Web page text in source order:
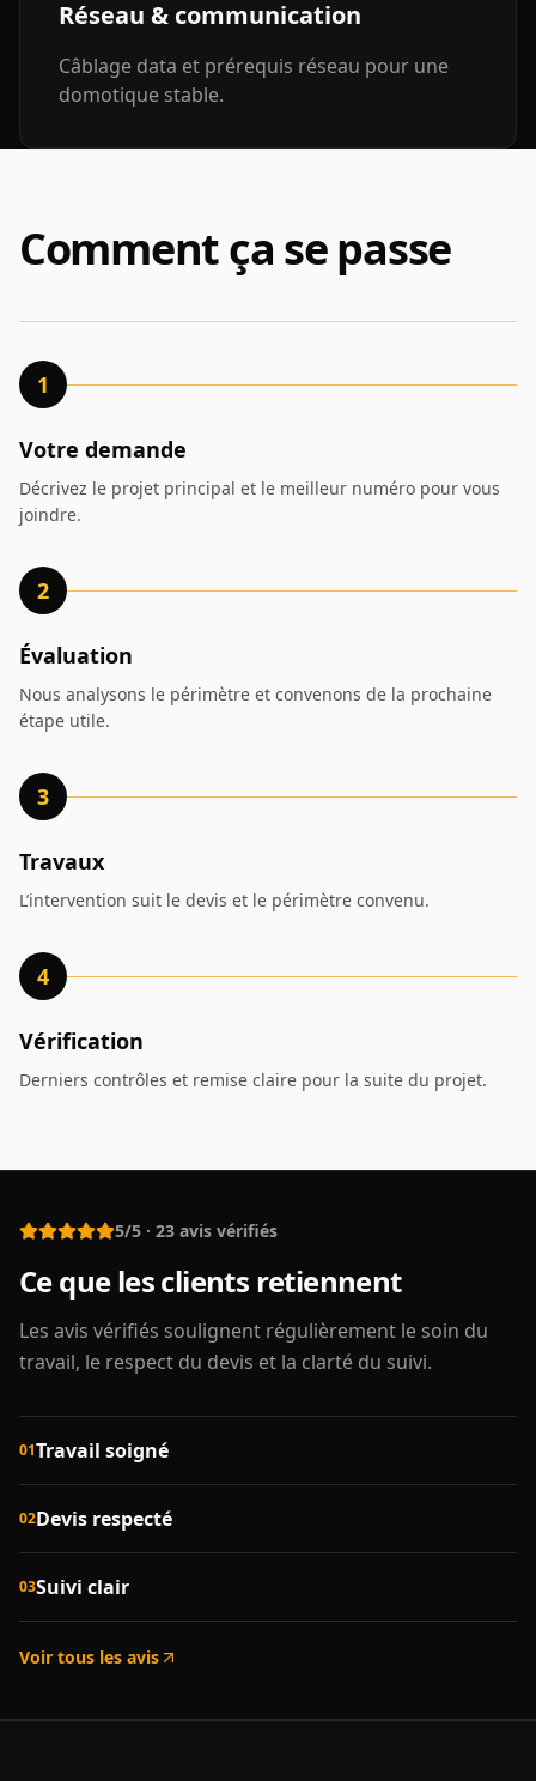
Réseau & communication
Câblage data et prérequis réseau pour une
domotique stable.
Comment ça se passe
1
Votre demande
Décrivez le projet principal et le meilleur numéro pour vous
joindre.
2
Évaluation
Nous analysons le périmètre et convenons de la prochaine
étape utile.
3
Travaux
L’intervention suit le devis et le périmètre convenu.
4
Vérification
Derniers contrôles et remise claire pour la suite du projet.
5/5 · 23 avis vérifiés
Ce que les clients retiennent
Les avis vérifiés soulignent régulièrement le soin du
travail, le respect du devis et la clarté du suivi.
01Travail soigné
02Devis respecté
03Suivi clair
Voir tous les avis